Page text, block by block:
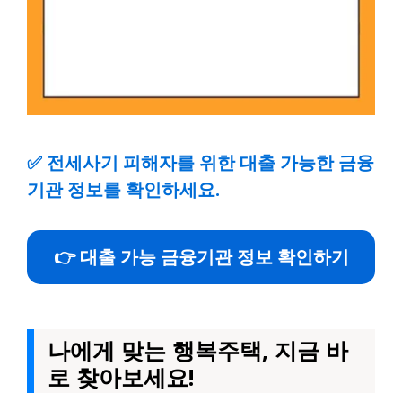
✅ 전세사기 피해자를 위한 대출 가능한 금융
기관 정보를 확인하세요.
👉 대출 가능 금융기관 정보 확인하기
나에게 맞는 행복주택, 지금 바
로 찾아보세요!